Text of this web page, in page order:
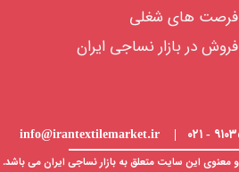
فرصت های شغلی
فروش در بازار نساجی ایران
بازار نساجی ایران می باشد.